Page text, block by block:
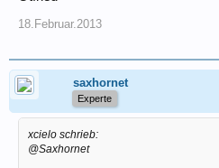
18.Februar.2013
saxhornet
Experte
xcielo schrieb:
@Saxhornet